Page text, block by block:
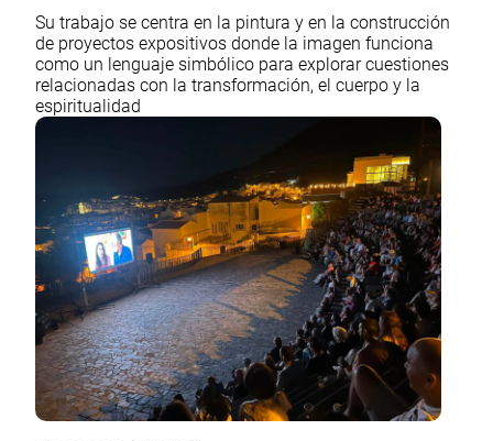
Su trabajo se centra en la pintura y en la construcción
de proyectos expositivos donde la imagen funciona
como un lenguaje simbólico para explorar cuestiones
relacionadas con la transformación, el cuerpo y la
espiritualidad